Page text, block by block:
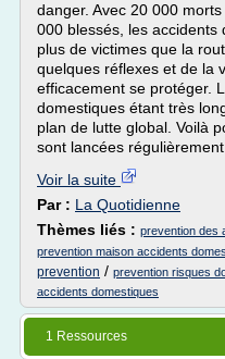
danger. Avec 20 000
000 blessés, les accidents
plus de victimes que la
quelques réflexes et de la
efficacement se protéger.
domestiques étant très
plan de lutte global. Voilà
sont lancées
Voir la suite
Par : La Quotidienne
Thèmes liés : prevention des
prevention maison accidents
prevention / prevention risques
accidents domestiques
1 Ressources